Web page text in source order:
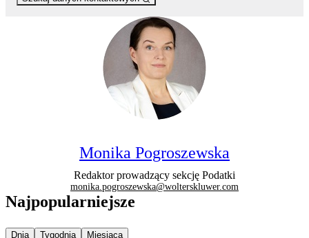
Monika Pogroszewska
Redaktor prowadzący sekcję Podatki
monika.pogroszewska@wolterskluwer.com
Najpopularniejsze
Najpopularniejsze wiadomości z
Dnia Najpopularniejsze wiadomości z
Tygodnia Najpopularniejsze wiadomości z
Miesiąca